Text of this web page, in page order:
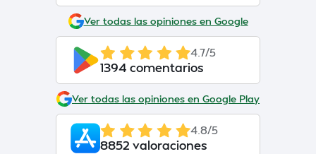
Ver todas las opiniones en Google
4.7/5
1394 comentarios
Ver todas las opiniones en Google Play
4.8/5
8852 valoraciones